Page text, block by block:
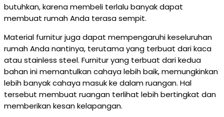
butuhkan, karena membeli terlalu banyak dapat
membuat rumah Anda terasa sempit.
Material furnitur juga dapat mempengaruhi keseluruhan
rumah Anda nantinya, terutama yang terbuat dari kaca
atau stainless steel. Furnitur yang terbuat dari kedua
bahan ini memantulkan cahaya lebih baik, memungkinkan
lebih banyak cahaya masuk ke dalam ruangan. Hal
tersebut membuat ruangan terlihat lebih bertingkat dan
memberikan kesan kelapangan.